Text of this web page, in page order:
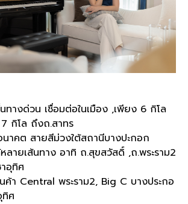
างด่วน เชื่อมต่อในเมือง ,เพียง 6 กิโล
กิโล ถึงถ.สาทร
นาคต สายสีม่วงใต้สถานีบางปะกอก
ลายเส้นทาง อาทิ ถ.สุขสวัสดิ์ ,ถ.พระราม2
อุทิศ
ค้า Central พระราม2, Big C บางประกอ
ทิศ